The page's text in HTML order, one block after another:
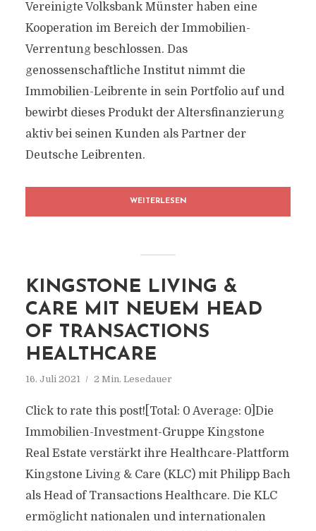
Vereinigte Volksbank Münster haben eine
Kooperation im Bereich der Immobilien-
Verrentung beschlossen. Das
genossenschaftliche Institut nimmt die
Immobilien-Leibrente in sein Portfolio auf und
bewirbt dieses Produkt der Altersfinanzierung
aktiv bei seinen Kunden als Partner der
Deutsche Leibrenten.
WEITERLESEN
KINGSTONE LIVING &
CARE MIT NEUEM HEAD
OF TRANSACTIONS
HEALTHCARE
16. Juli 2021 2 Min. Lesedauer
Click to rate this post![Total: 0 Average: 0]Die
Immobilien-Investment-Gruppe Kingstone
Real Estate verstärkt ihre Healthcare-Plattform
Kingstone Living & Care (KLC) mit Philipp Bach
als Head of Transactions Healthcare. Die KLC
ermöglicht nationalen und internationalen